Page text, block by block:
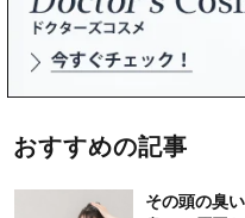
おすすめの記事
その頭の臭